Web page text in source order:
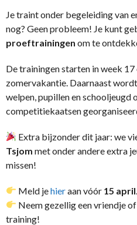
Je traint onder begeleiding van
nog? Geen probleem! Je kunt
proeftrainingen om te
De trainingen starten in week
zomervakantie. Daarnaast
welpen, pupillen en schooljeugd
competitiekaatsen
Extra bijzonder dit jaar: we
Tsjom met onder andere extra
missen!
Meld jehieraan vóór 15 april
Neem gezellig een vriendje
training!